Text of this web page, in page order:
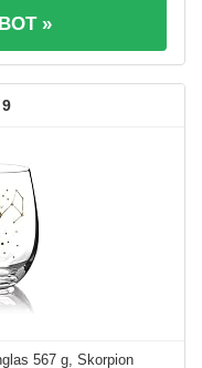
»
9
567 g, Skorpion